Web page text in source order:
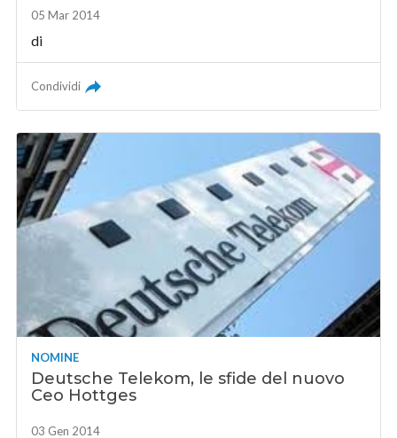
05 Mar 2014
di
Condividi
NOMINE
Deutsche Telekom, le sfide del nuovo
Ceo Hottges
03 Gen 2014